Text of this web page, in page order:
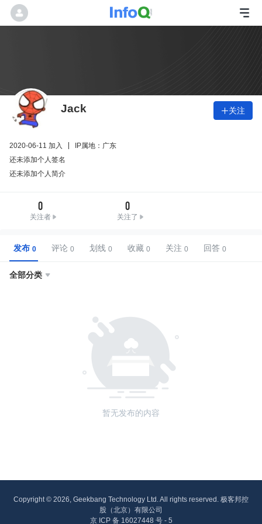
Jack 关注
2020-06-11 加入
IP属地：广东
还未添加个人签名
还未添加个人简介
0
关注者
0
关注了
发布 评论 划线 收藏 关注 回答
全部分类 
暂无发布的内容
Copyright © 2026, Geekbang Technology Ltd. All rights reserved. 极客邦控
股（北京）有限公司
京 ICP 备 16027448 号 - 5